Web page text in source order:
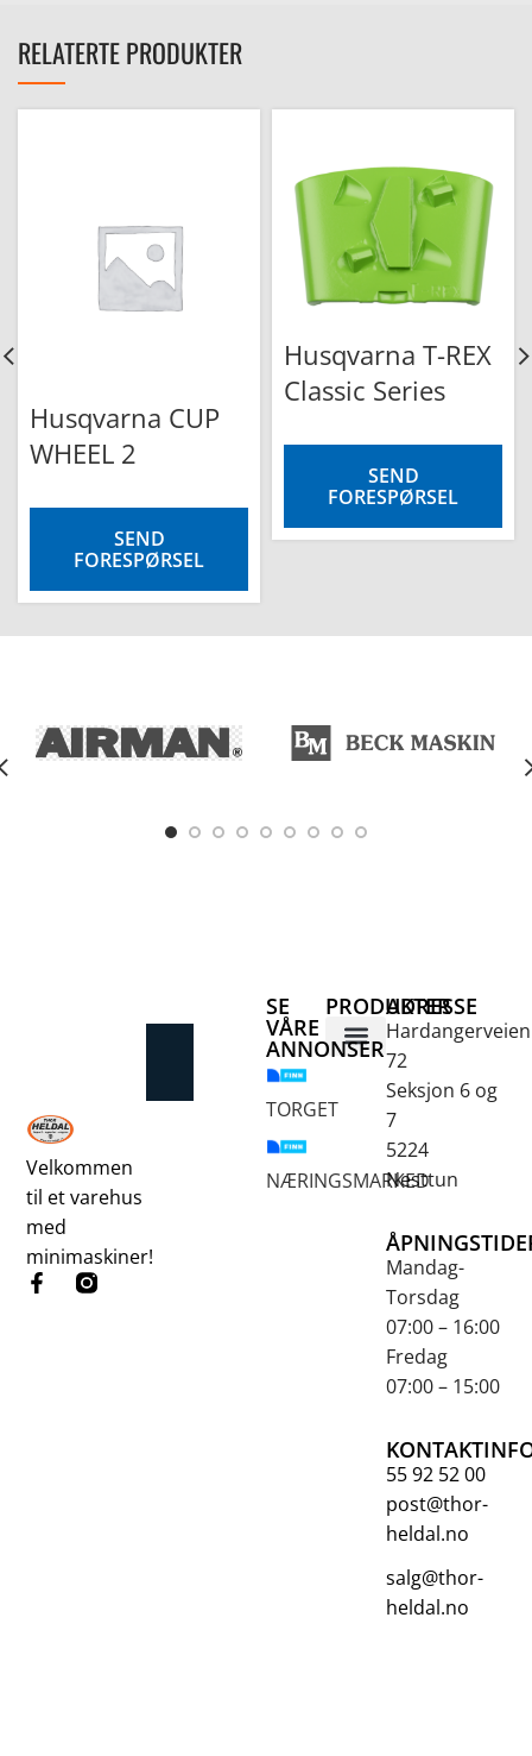
RELATERTE PRODUKTER
Husqvarna CUP
WHEEL 2
SEND
FORESPØRSEL
Husqvarna T-REX
Classic Series
SEND
FORESPØRSEL
Velkommen
til et varehus
med
minimaskiner!
ADRESSE
Hardangerveien
72
Seksjon 6 og
7
5224
Nesttun
Mandag-
Torsdag
07:00 – 16:00
Fredag
07:00 – 15:00
55 92 52 00
post@thor-
heldal.no
salg@thor-
heldal.no
PRODUKTER
SE
VÅRE
ANNONSER
TORGET
NÆRINGSMARKED